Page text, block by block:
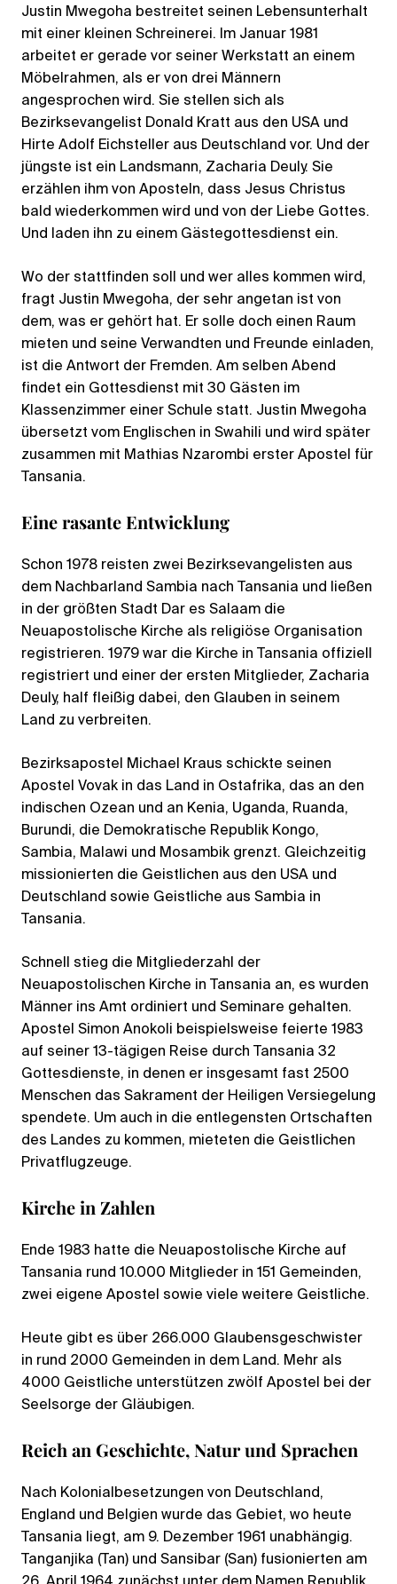
Justin Mwegoha bestreitet seinen Lebensunterhalt
mit einer kleinen Schreinerei. Im Januar 1981
arbeitet er gerade vor seiner Werkstatt an einem
Möbelrahmen, als er von drei Männern
angesprochen wird. Sie stellen sich als
Bezirksevangelist Donald Kratt aus den USA und
Hirte Adolf Eichsteller aus Deutschland vor. Und der
jüngste ist ein Landsmann, Zacharia Deuly. Sie
erzählen ihm von Aposteln, dass Jesus Christus
bald wiederkommen wird und von der Liebe Gottes.
Und laden ihn zu einem Gästegottesdienst ein.
Wo der stattfinden soll und wer alles kommen wird,
fragt Justin Mwegoha, der sehr angetan ist von
dem, was er gehört hat. Er solle doch einen Raum
mieten und seine Verwandten und Freunde einladen,
ist die Antwort der Fremden. Am selben Abend
findet ein Gottesdienst mit 30 Gästen im
Klassenzimmer einer Schule statt. Justin Mwegoha
übersetzt vom Englischen in Swahili und wird später
zusammen mit Mathias Nzarombi erster Apostel für
Tansania.
Eine rasante Entwicklung
Schon 1978 reisten zwei Bezirksevangelisten aus
dem Nachbarland Sambia nach Tansania und ließen
in der größten Stadt Dar es Salaam die
Neuapostolische Kirche als religiöse Organisation
registrieren. 1979 war die Kirche in Tansania offiziell
registriert und einer der ersten Mitglieder, Zacharia
Deuly, half fleißig dabei, den Glauben in seinem
Land zu verbreiten.
Bezirksapostel Michael Kraus schickte seinen
Apostel Vovak in das Land in Ostafrika, das an den
indischen Ozean und an Kenia, Uganda, Ruanda,
Burundi, die Demokratische Republik Kongo,
Sambia, Malawi und Mosambik grenzt. Gleichzeitig
missionierten die Geistlichen aus den USA und
Deutschland sowie Geistliche aus Sambia in
Tansania.
Schnell stieg die Mitgliederzahl der
Neuapostolischen Kirche in Tansania an, es wurden
Männer ins Amt ordiniert und Seminare gehalten.
Apostel Simon Anokoli beispielsweise feierte 1983
auf seiner 13-tägigen Reise durch Tansania 32
Gottesdienste, in denen er insgesamt fast 2500
Menschen das Sakrament der Heiligen Versiegelung
spendete. Um auch in die entlegensten Ortschaften
des Landes zu kommen, mieteten die Geistlichen
Privatflugzeuge.
Kirche in Zahlen
Ende 1983 hatte die Neuapostolische Kirche auf
Tansania rund 10.000 Mitglieder in 151 Gemeinden,
zwei eigene Apostel sowie viele weitere Geistliche.
Heute gibt es über 266.000 Glaubensgeschwister
in rund 2000 Gemeinden in dem Land. Mehr als
4000 Geistliche unterstützen zwölf Apostel bei der
Seelsorge der Gläubigen.
Reich an Geschichte, Natur und Sprachen
Nach Kolonialbesetzungen von Deutschland,
England und Belgien wurde das Gebiet, wo heute
Tansania liegt, am 9. Dezember 1961 unabhängig.
Tanganjika (Tan) und Sansibar (San) fusionierten am